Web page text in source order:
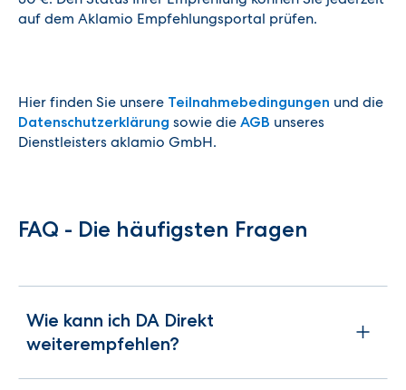
auf dem Aklamio Empfehlungsportal prüfen.
Hier finden Sie unsere Teilnahmebedingungen und die
Datenschutzerklärung sowie die AGB unseres
Dienstleisters aklamio GmbH.
FAQ - Die häufigsten Fragen
Wie kann ich DA Direkt
weiterempfehlen?